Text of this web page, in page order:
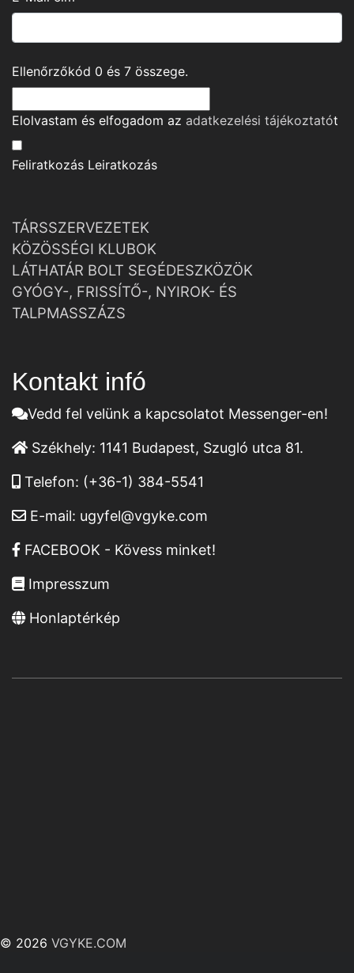
Ellenőrzőkód 0 és 7 összege.
Elolvastam és elfogadom az adatkezelési tájékoztatót
Feliratkozás Leiratkozás
TÁRSSZERVEZETEK
KÖZÖSSÉGI KLUBOK
LÁTHATÁR BOLT SEGÉDESZKÖZÖK
GYÓGY-, FRISSÍTŐ-, NYIROK- ÉS
TALPMASSZÁZS
Kontakt infó
Vedd fel velünk a kapcsolatot Messenger-en!
Székhely: 1141 Budapest, Szugló utca 81.
Telefon: (+36-1) 384-5541
E-mail: ugyfel@vgyke.com
FACEBOOK - Kövess minket!
Impresszum
Honlaptérkép
© 2026 VGYKE.COM